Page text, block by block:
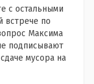
с остальными
встрече по
Максима
подписывают
мусора на